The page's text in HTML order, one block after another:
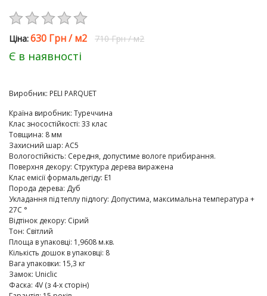
Цiна:630 Грн/м2 710 Грн /м2
Є в наявності
Виробник: PELI PARQUET
Країна виробник: Туреччина
Клас зносостійкості: 33 клас
Товщина: 8 мм
Захисний шар: AC5
Вологостійкість: Середня, допустиме вологе прибирання.
Поверхня декору: Структура дерева виражена
Клас емісії формальдегіду: E1
Порода дерева: Дуб
Укладання під теплу підлогу: Допустима, максимальна температура +
27C °
Відтінок декору: Сірий
Тон: Світлий
Площа в упаковці: 1,9608 м.кв.
Кількість дошок в упаковці: 8
Вага упаковки: 15,3 кг
Замок: Uniclic
Фаска: 4V (з 4-х сторін)